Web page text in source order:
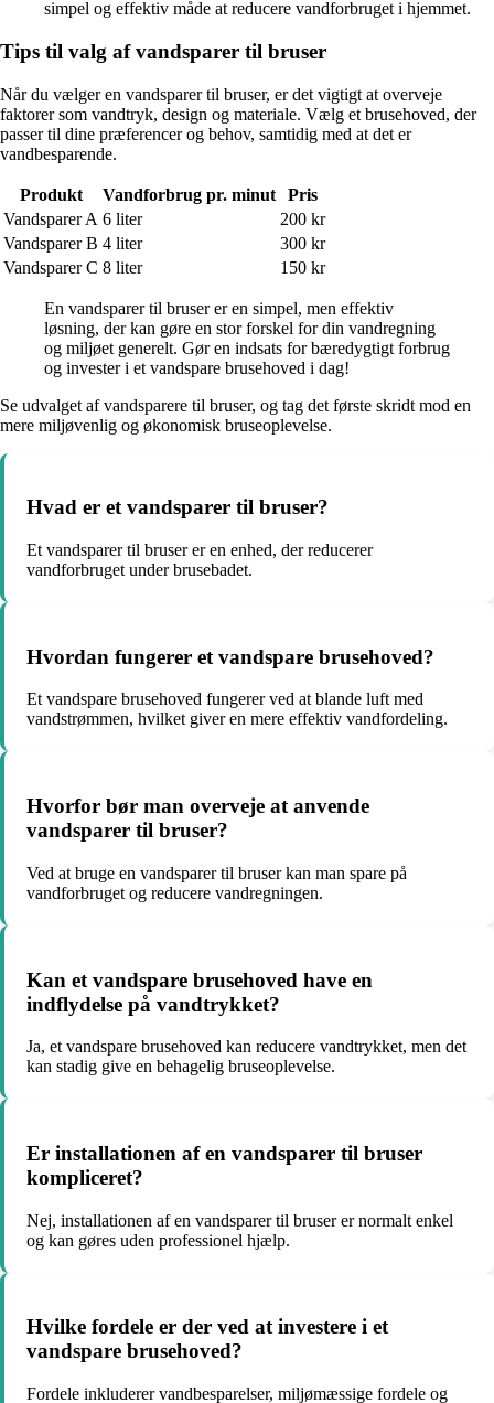
simpel og effektiv måde at reducere vandforbruget i hjemmet.
Tips til valg af vandsparer til bruser
Når du vælger en vandsparer til bruser, er det vigtigt at overveje
faktorer som vandtryk, design og materiale. Vælg et brusehoved, der
passer til dine præferencer og behov, samtidig med at det er
vandbesparende.
Produkt Vandforbrug pr. minut
Pris
Vandsparer A 6 liter
200 kr
Vandsparer B 4 liter
300 kr
Vandsparer C 8 liter 150 kr
En vandsparer til bruser er en simpel, men effektiv
løsning, der kan gøre en stor forskel for din vandregning
og miljøet generelt. Gør en indsats for bæredygtigt forbrug
og invester i et vandspare brusehoved i dag!
Se udvalget af vandsparere til bruser, og tag det første skridt mod en
mere miljøvenlig og økonomisk bruseoplevelse.
Hvad er et vandsparer til bruser?
Et vandsparer til bruser er en enhed, der reducerer
vandforbruget under brusebadet.
Hvordan fungerer et vandspare brusehoved?
Et vandspare brusehoved fungerer ved at blande luft med
vandstrømmen, hvilket giver en mere effektiv vandfordeling.
Hvorfor bør man overveje at anvende
vandsparer til bruser?
Ved at bruge en vandsparer til bruser kan man spare på
vandforbruget og reducere vandregningen.
Kan et vandspare brusehoved have en
indflydelse på vandtrykket?
Ja, et vandspare brusehoved kan reducere vandtrykket, men det
kan stadig give en behagelig bruseoplevelse.
Er installationen af en vandsparer til bruser
kompliceret?
Nej, installationen af en vandsparer til bruser er normalt enkel
og kan gøres uden professionel hjælp.
Hvilke fordele er der ved at investere i et
vandspare brusehoved?
Fordele inkluderer vandbesparelser, miljømæssige fordele og